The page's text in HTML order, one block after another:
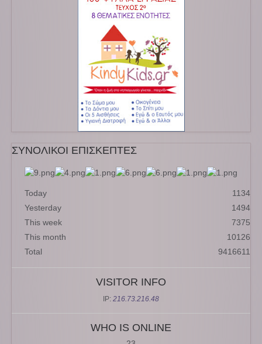
ΣΥΝΟΛΙΚΟΙ ΕΠΙΣΚΕΠΤΕΣ
Today
1134
Yesterday
1494
This week
7375
This month
10126
Total
9416611
VISITOR INFO
IP: 216.73.216.48
WHO IS ONLINE